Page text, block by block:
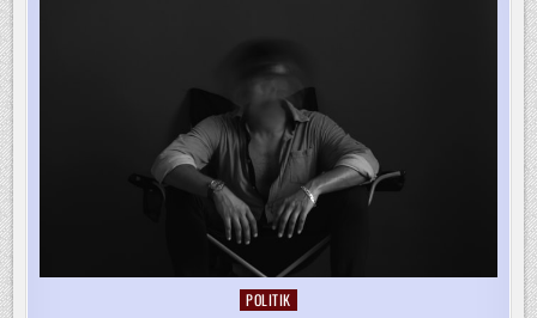
Posted
POLITIK